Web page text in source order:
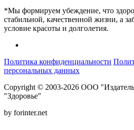
*Мы формируем убеждение, что
стабильной, качественной жизни, а
условие красоты и долголетия.
Политика конфиденциальности
персональных данных
Copyright © 2003-2026 ООО
"Здоровье"
by forinter.net